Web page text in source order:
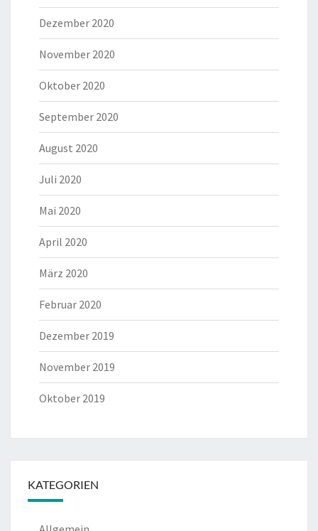
Dezember 2020
November 2020
Oktober 2020
September 2020
August 2020
Juli 2020
Mai 2020
April 2020
März 2020
Februar 2020
Dezember 2019
November 2019
Oktober 2019
KATEGORIEN